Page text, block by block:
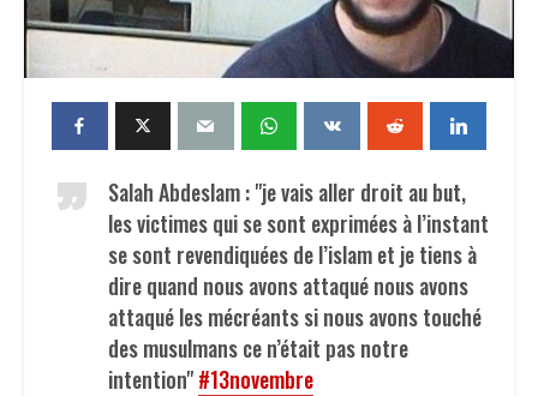
Salah Abdeslam : "je vais aller droit au but,
les victimes qui se sont exprimées à l’instant
se sont revendiquées de l’islam et je tiens à
dire quand nous avons attaqué nous avons
attaqué les mécréants si nous avons touché
des musulmans ce n’était pas notre
intention"#13novembre